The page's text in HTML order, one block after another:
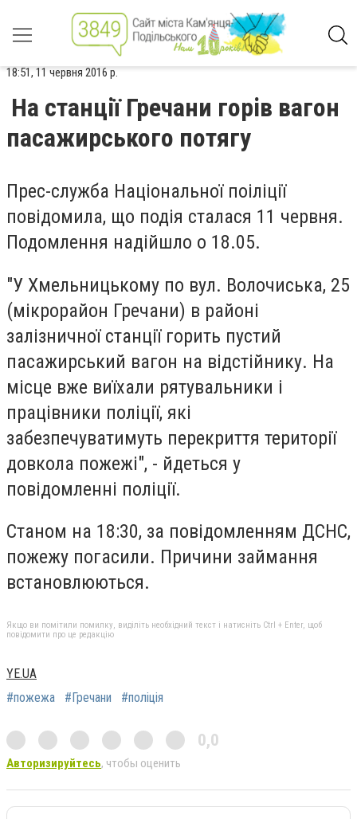
18:51, 11 червня 2016 р.
На станції Гречани горів вагон
пасажирського потягу
Прес-служба Національної поіліції
повідомила, що подія сталася 11 червня.
Подомлення надійшло о 18.05.
"У Хмельницькому по вул. Волочиська, 25
(мікрорайон Гречани) в районі
залізничної станції горить пустий
пасажирський вагон на відстійнику. На
місце вже виїхали рятувальники і
працівники поліції, які
забезпечуватимуть перекриття території
довкола пожежі", - йдеться у
повідомленні поліції.
Станом на 18:30, за повідомленням ДСНС,
пожежу погасили. Причини займання
встановлюються.
Якщо ви помітили помилку, виділіть необхідний текст і натисніть Ctrl + Enter, щоб
повідомити про це редакцію
YE.UA
#пожежа
#Гречани #поліція
0,0
Авторизируйтесь, чтобы оценить